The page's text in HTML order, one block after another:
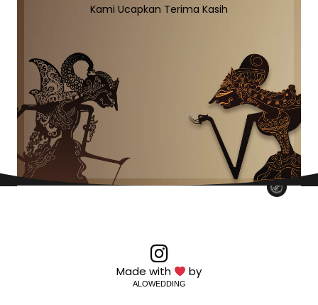
Kami Ucapkan Terima Kasih
Made with by
ALOWEDDING